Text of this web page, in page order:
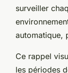
surveiller
automatique,
Ce rappel
les périodes